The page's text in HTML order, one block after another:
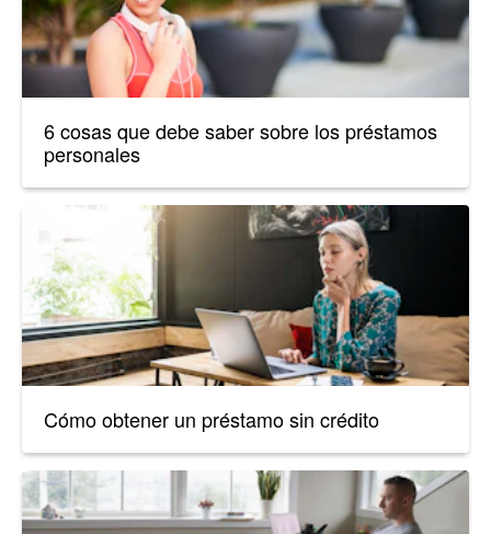
6 cosas que debe saber sobre los préstamos
personales
Cómo obtener un préstamo sin crédito